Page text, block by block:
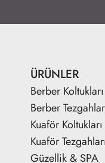
ÜRÜNLER
Berber Koltukları
Berber
Kuaför Koltukları
Kuaför Tezgahları
Güzellik & SPA